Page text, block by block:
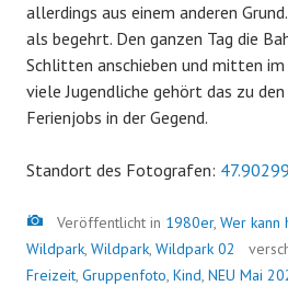
allerdings aus einem anderen
als begehrt. Den ganzen Tag die
Schlitten anschieben und mitten
viele Jugendliche gehört das zu
Ferienjobs in der Gegend.
Standort des Fotografen:
Bild
Veröffentlicht in 1980er, Wer kann
Wildpark, Wildpark, Wildpark 02
Freizeit, Gruppenfoto, Kind, NEU Mai